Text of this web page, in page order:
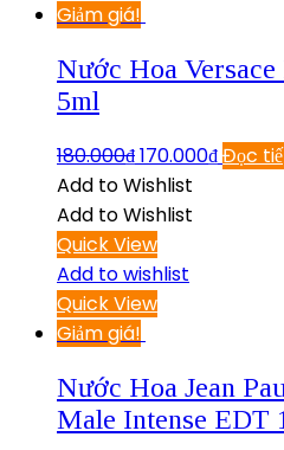
Giảm giá!
Nước Hoa
5ml
180.000₫170.000₫Đọc
Add to Wishlist
Add to Wishlist
Quick View
Add to wishlist
Quick View
Giảm giá!
Nước Hoa Jean
Male Intense EDT